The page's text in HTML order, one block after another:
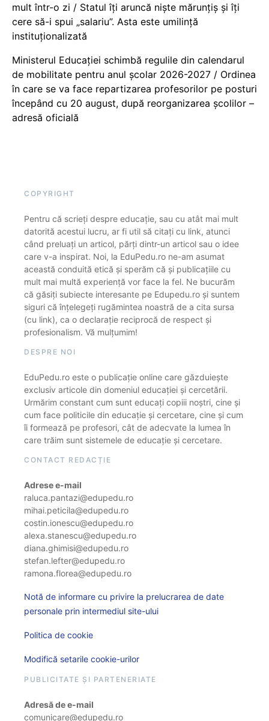
mult într-o zi / Statul îți aruncă niște mărunțiș și îți
cere să-i spui „salariu”. Asta este umilință
instituționalizată
Ministerul Educației schimbă regulile din calendarul
de mobilitate pentru anul școlar 2026-2027 / Ordinea
în care se va face repartizarea profesorilor pe posturi
începând cu 20 august, după reorganizarea școlilor –
adresă oficială
COPYRIGHT
Pentru că scrieți despre educație, sau cu atât mai mult
datorită acestui lucru, ar fi util să citați cu link, atunci
când preluați un articol, părți dintr-un articol sau o idee
care v-a inspirat. Noi, la EduPedu.ro ne-am asumat
această conduită etică și sperăm că și publicațiile cu
mult mai multă experiență vor face la fel. Ne bucurăm
că găsiți subiecte interesante pe Edupedu.ro și suntem
siguri că înțelegeți rugămintea noastră de a cita sursa
(cu link), ca o declarație reciprocă de respect și
profesionalism. Vă mulțumim!
DESPRE NOI
EduPedu.ro este o publicație online care găzduiește
exclusiv articole din domeniul educației și cercetării.
Urmărim constant cum sunt educați copiii noștri, cine și
cum face politicile din educație și cercetare, cine și cum
îi formează pe profesori, cât de adecvate la lumea în
care trăim sunt sistemele de educație și cercetare.
CONTACT REDACȚIE
Adrese e-mail
raluca.pantazi@edupedu.ro
mihai.peticila@edupedu.ro
costin.ionescu@edupedu.ro
alexa.stanescu@edupedu.ro
diana.ghimisi@edupedu.ro
stefan.lefter@edupedu.ro
ramona.florea@edupedu.ro
Notă de informare cu privire la prelucrarea de date
personale prin intermediul site-ului
Politica de cookie
Modifică setarile cookie-urilor
PUBLICITATE ȘI PARTENERIATE
Adresă de e-mail
comunicare@edupedu.ro